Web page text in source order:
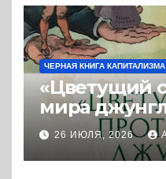
ЧЕРНАЯ КНИГА КАПИТАЛИЗМА
«Цветущий
мира
политика
26 ИЮЛЯ, 2026